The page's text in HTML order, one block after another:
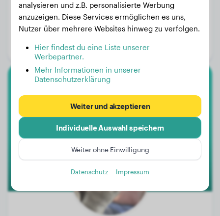
Gewicht:
Alter:
3 Jahre
Geschlecht:
Arès
analysieren und z.B. personalisierte Werbung
anzuzeigen. Diese Services ermöglichen es uns,
Nutzer über mehrere Websites hinweg zu verfolgen.
Hier findest du eine Liste unserer
Werbepartner.
Mehr Informationen in unserer
Datenschutzerklärung
Weiter und akzeptieren
Individuelle Auswahl speichern
Weiter ohne Einwilligung
Datenschutz Impressum